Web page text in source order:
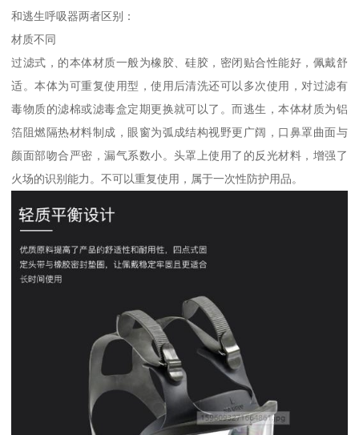
和逃生呼吸器两者区别：
材质不同
过滤式，的本体材质一般为橡胶、硅胶，密闭贴合性能好，佩戴舒
适。本体为可重复使用型，使用后清洗还可以多次使用，对过滤有
毒物质的滤棉或滤毒盒定期更换就可以了。而逃生，本体材质为铝
箔阻燃隔热材料制成，眼窗为弧成结构视野更广阔，口鼻罩曲面与
颜面部吻合严密，漏气系数小。头罩上使用了的反光材料，增强了
火场的识别能力。不可以重复使用，属于一次性防护用品。